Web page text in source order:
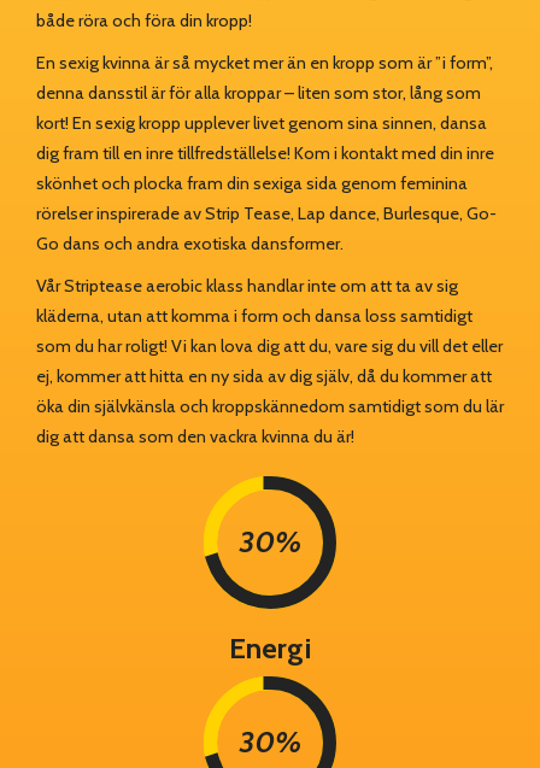
både röra och föra din kropp!
En sexig kvinna är så mycket mer än en kropp som är ”i form”,
denna dansstil är för alla kroppar – liten som stor, lång som
kort! En sexig kropp upplever livet genom sina sinnen, dansa
dig fram till en inre tillfredställelse! Kom i kontakt med din inre
skönhet och plocka fram din sexiga sida genom feminina
rörelser inspirerade av Strip Tease, Lap dance, Burlesque, Go-
Go dans och andra exotiska dansformer.
Vår Striptease aerobic klass handlar inte om att ta av sig
kläderna, utan att komma i form och dansa loss samtidigt
som du har roligt! Vi kan lova dig att du, vare sig du vill det eller
ej, kommer att hitta en ny sida av dig själv, då du kommer att
öka din självkänsla och kroppskännedom samtidigt som du lär
dig att dansa som den vackra kvinna du är!
30%
Energi
30%